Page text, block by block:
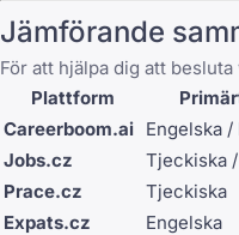
Jämförande
För att hjälpa dig att
Plattform
Careerboom.ai Engelska /
Jobs.cz
Tjeckiska
Prace.cz
Tjeckiska
Expats.cz
Engelska